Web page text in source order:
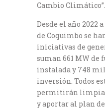
Cambio Climático”.
Desde el año 2022
de Coquimbo se
iniciativas de
suman 661 MW de
instalada y 748
inversión. Todos
permitirán
y aportar al plan